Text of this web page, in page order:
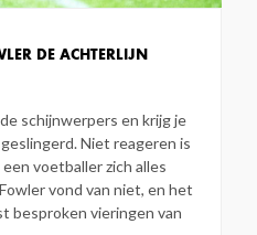
DE ACHTERLIJN
schijnwerpers en krijg je
Niet reageren is
voetballer zich alles
vond van niet, en het
besproken vieringen van